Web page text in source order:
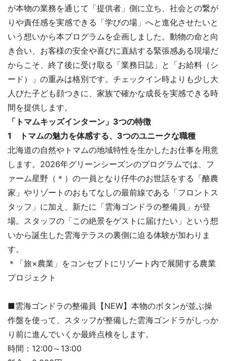
が本物の業務を通じて「提供者」側に立ち、社会との繋が
りや責任感を実感できる「学びの場」へと進化させたいと
いう想いから本プログラムを企画しました。動物の命と向
き合い、お客様の安全や喜びに直結する緊張感ある現場だ
からこそ、終了後に受け取る「業務日誌」と「お給料（シ
ード）」の重みは格別です。チェックイン時よりも少し大
人びた子ども顔つきに、家族で確かな成長を実感できる時
間を提供します。
「トマムキッズインターン」3つの特徴
1 トマムの魅力を体感する、3つのユニークな職種
北海道の自然やトマムの地域特性を生かしたお仕事を用意
します。2026年グリーンシーズンのプログラムでは、フ
ァーム星野（＊）の一員となり仔牛のお世話をする「酪農
家」やリゾートのおもてなしの最前線である「フロントス
タッフ」に加え、新たに「雲海ゴンドラの整備員」が登
場。スタッフの「この絶景をゲストに届けたい」という想
いから誕生した雲海テラスの裏側に迫る体験が加わりま
す。
＊「旅×農業」をコンセプトにリゾート内で展開する農業
プロジェクト
■雲海ゴンドラの整備員【NEW】本物のボタンが並ぶ操
作盤を使って、スタッフが整備した雲海ゴンドラがしっか
り前に進んでいくか最終点検をします。
時間：12:00～13:00